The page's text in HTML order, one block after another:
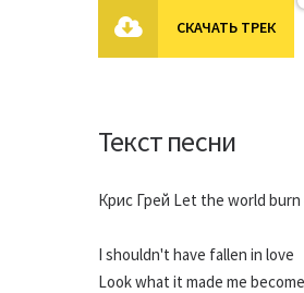
СКАЧАТЬ ТРЕК
Текст песни
Крис Грей Let the world
I shouldn't have fallen in love
Look what it made me become